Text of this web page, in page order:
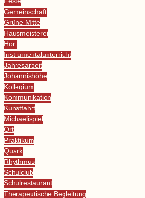
Gemeinschaft
Grüne Mitte
Hausmeisterei
Hort
Instrumentalunterricht
Jahresarbeit
Johannishöhe
Kollegium
Kommunikation
Kunstfahrt
Michaelispiel
Ort
Praktikum
Quark
Rhythmus
Schulclub
Schulrestaurant
Therapeutische Begleitung